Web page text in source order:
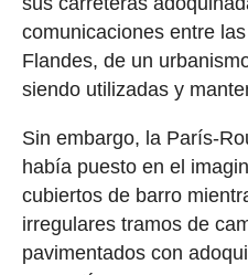
comunicaciones entre
Flandes, de un
siendo utilizadas y
Sin embargo, la París-
había puesto en el
cubiertos de barro
irregulares tramos de
pavimentados con